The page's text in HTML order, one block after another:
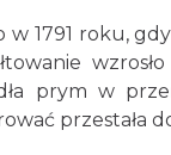
1791 roku,
prym w
przestała